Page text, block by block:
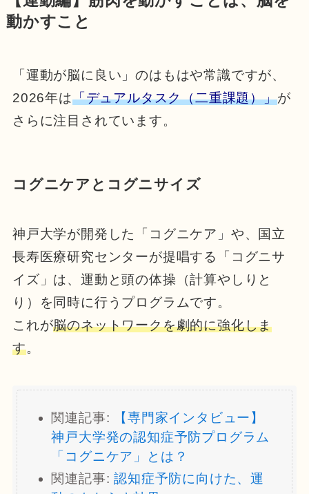
動かすこと
「運動が脳に良い」のはもはや常識ですが、
2026年は「デュアルタスク（二重課題）」が
さらに注目されています。
コグニケアとコグニサイズ
神戸大学が開発した「コグニケア」や、国立
長寿医療研究センターが提唱する「コグニサ
イズ」は、運動と頭の体操（計算やしりと
り）を同時に行うプログラムです。
これが脳のネットワークを劇的に強化しま
す。
関連記事:
【専門家インタビュー】
神戸大学発の認知症予防プログラム
「コグニケア」とは？
関連記事:認知症予防に向けた、運